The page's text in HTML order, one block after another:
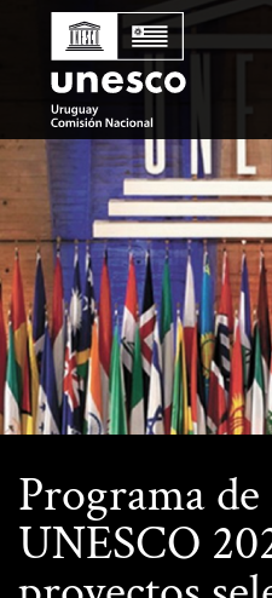
Programa
UNESCO